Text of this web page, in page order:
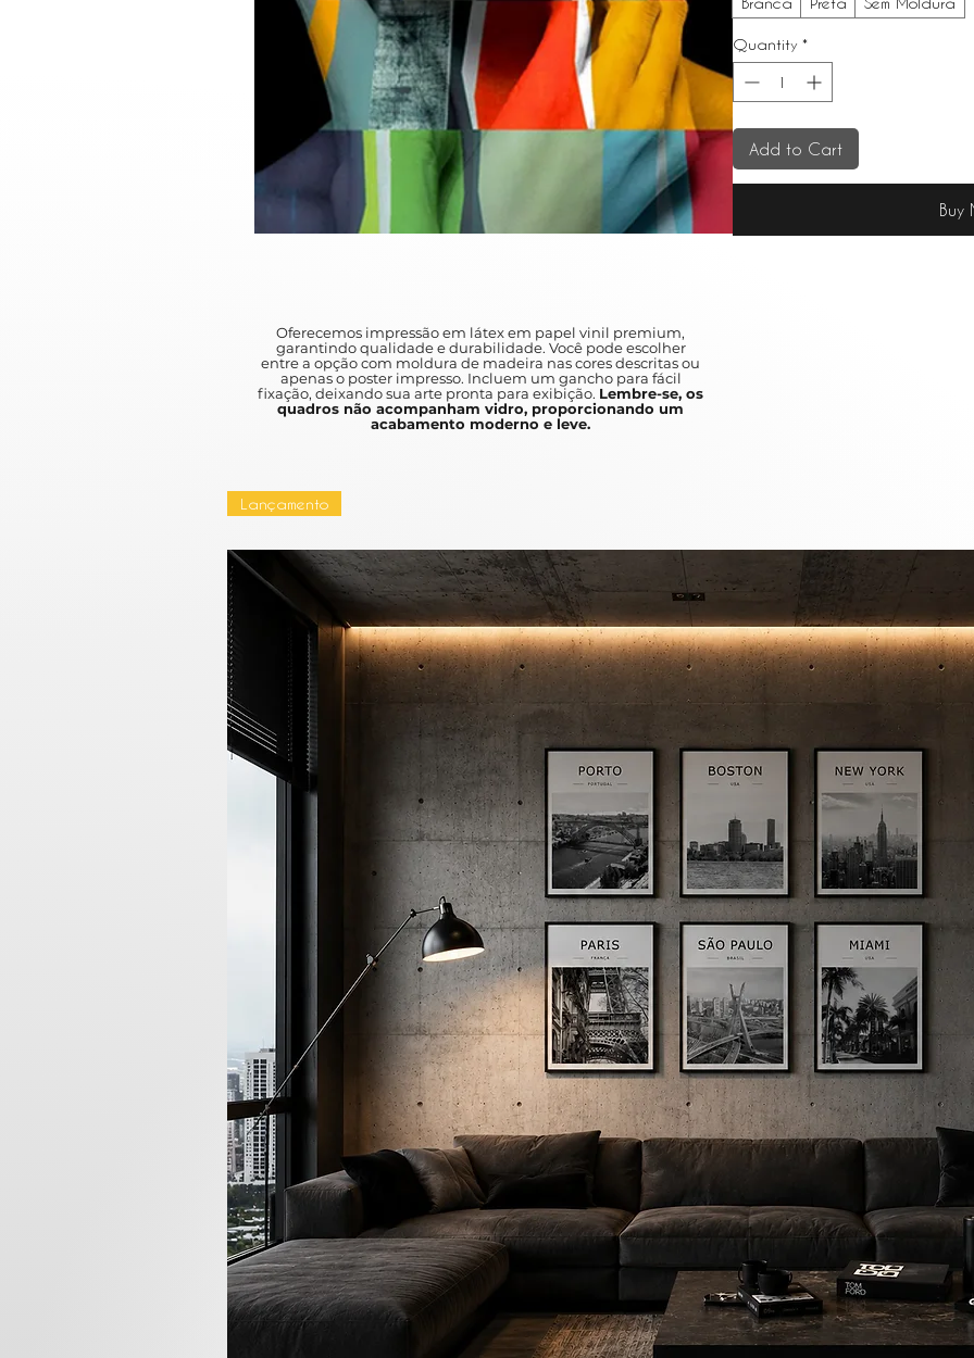
Quantity *
Add to Cart
Buy
Oferecemos impressão em látex em papel vinil premium,
garantindo qualidade e durabilidade. Você pode escolher
entre a opção com moldura de madeira nas cores descritas ou
apenas o poster impresso. Incluem um gancho para fácil
fixação, deixando sua arte pronta para exibição. Lembre-se, os
quadros não acompanham vidro, proporcionando um
acabamento moderno e leve.
Lançamento